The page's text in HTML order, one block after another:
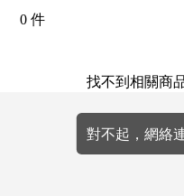
0 件
找不到相關商
對不起，網絡